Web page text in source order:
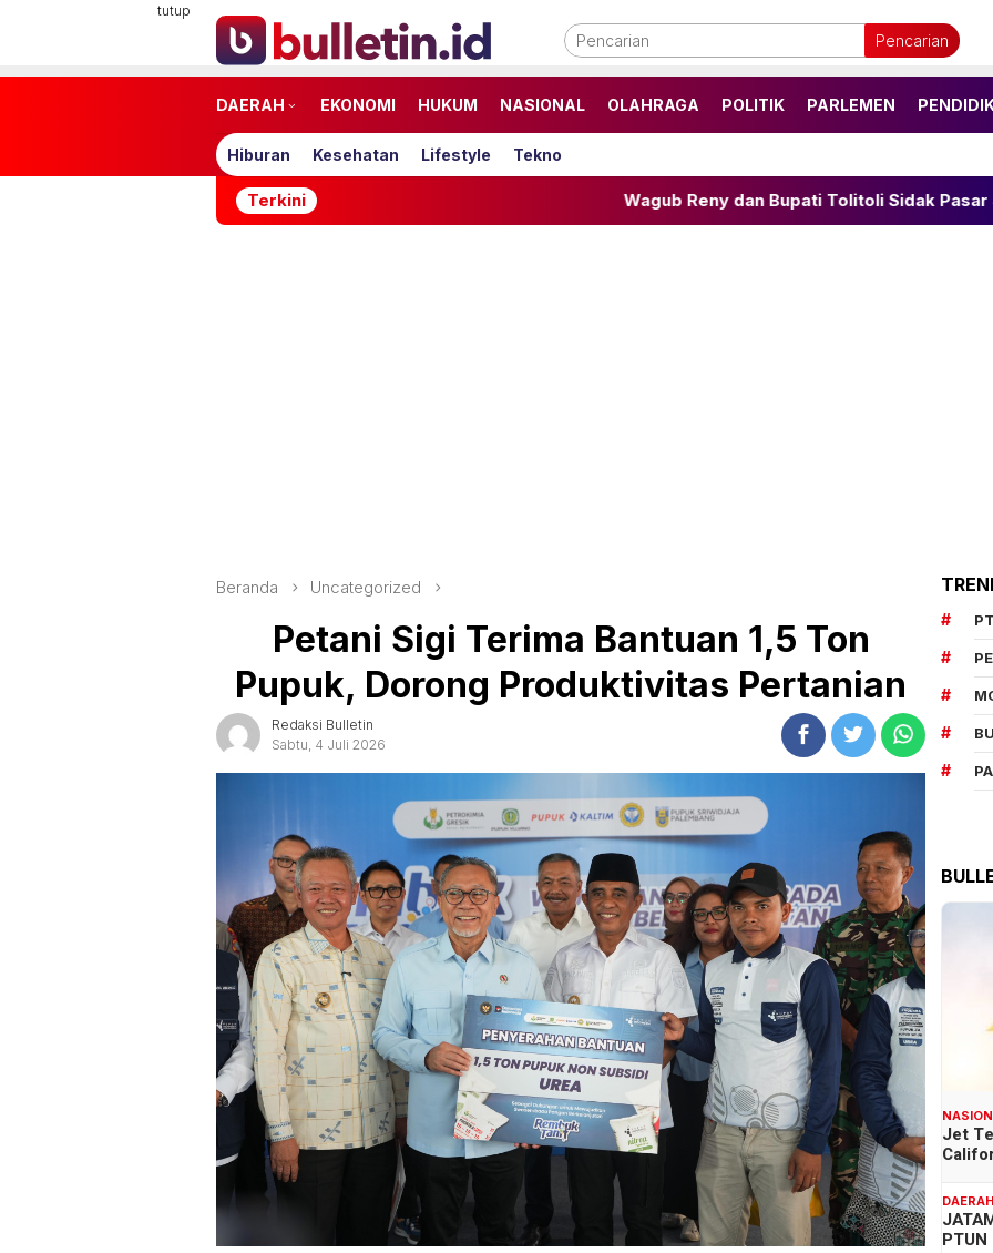
tutup
Pencarian
DAERAH EKONOMI HUKUM NASIONAL OLAHRAGA POLITIK PARLEMEN
Hiburan Kesehatan Lifestyle Tekno
Terkini Wagub Reny dan Bupati Tolitoli Sidak Pasar Susumbolan
Beranda Uncategorized
Petani Sigi Terima Bantuan 1,5 Ton
Pupuk, Dorong Produktivitas Pertanian
Redaksi Bulletin
Sabtu, 4 Juli 2026
Jet